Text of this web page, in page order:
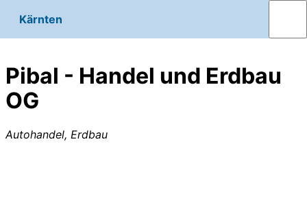
Kärnten
Pibal - Handel und Erdbau
OG
Autohandel, Erdbau